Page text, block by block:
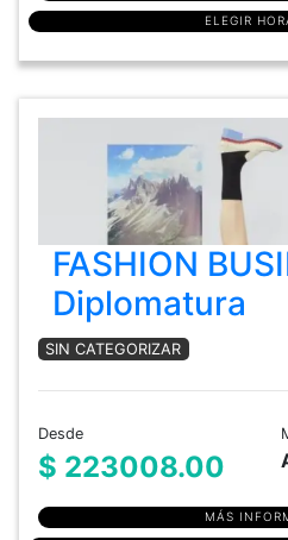
ELEGIR
FASHION
Diplomatura
SIN CATEGORIZAR
Desde
$ 223008.00
MÁS